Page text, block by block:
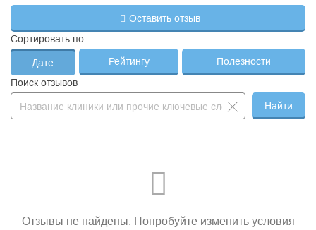
Оставить отзыв
Сортировать по
Дате Рейтингу
Полезности
Поиск отзывов
Найти
Отзывы не найдены. Попробуйте изменить условия